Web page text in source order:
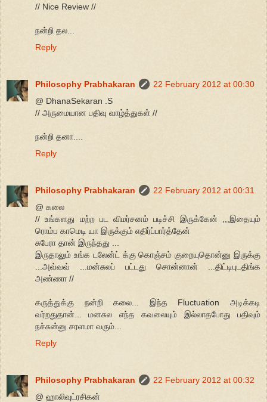
// Nice Review //
நன்றி தல...
Reply
Philosophy Prabhakaran
22 February 2012 at 00:30
@ DhanaSekaran .S
// அருமையான பதிவு வாழ்த்துகள் //
நன்றி தனா....
Reply
Philosophy Prabhakaran
22 February 2012 at 00:31
@ கலை
// உங்களது மற்ற பட விமர்சனம் படிச்சி இருக்கேன் ,,,இதையும்
ரொம்ப காமெடி யா இருக்கும் எதிர்ப்பார்த்தேன்
சுபேரா தான் இருந்தது ...
இருதாலும் உங்க டலேன்ட் க்கு கொஞ்சம் குறையுதொன்னு இருக்கு
...அவ்வவ் ...மன்சுலப் பட்டது சொன்னான் ...திட்டிபுடதிங்க
அண்ணா //
கருத்துக்கு நன்றி கலை... இந்த Fluctuation அடிக்கடி
வர்றதுதான்... மனசுல எந்த கவலையும் இல்லாதபோது பதிவும்
நச்சுன்னு சரளமா வரும்...
Reply
Philosophy Prabhakaran
22 February 2012 at 00:32
@ ஹாலிவுட்ரசிகன்